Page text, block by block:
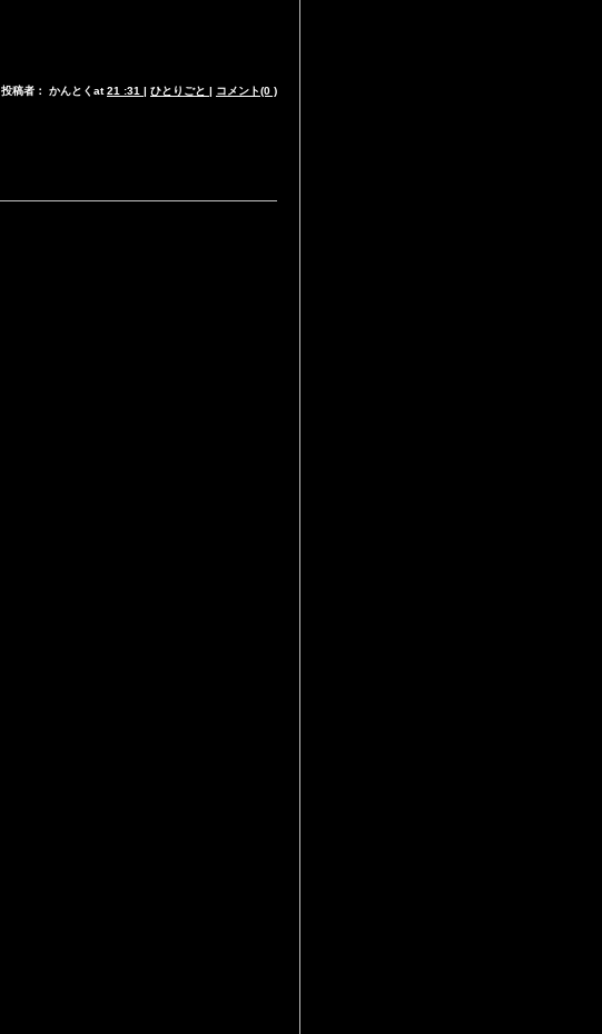
投稿者： かんとくat21 :31 | ひとりごと | コメント(0 )